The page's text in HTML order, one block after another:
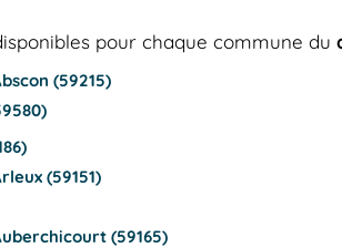
pour chaque commune du
(59215)
(59151)
(59165)